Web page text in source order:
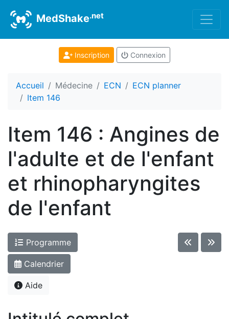
MedShake.net
Inscription Connexion
Accueil Médecine ECN
ECN planner
Item 146
Item 146 : Angines de
l'adulte et de l'enfant
et rhinopharyngites
de l'enfant
Programme
Calendrier
Aide